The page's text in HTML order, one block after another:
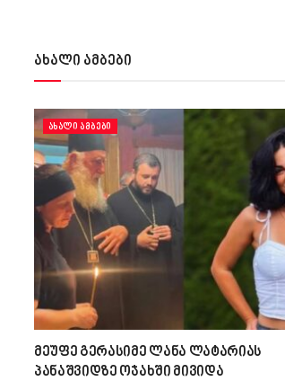
ახალი ამბები
ᲐᲮᲐᲚᲘ ᲐᲛᲑᲔᲑᲘ
მეუფე გერასიმე ლანა ლატარიას
პანაშვიდზე ოჯახში მივიდა